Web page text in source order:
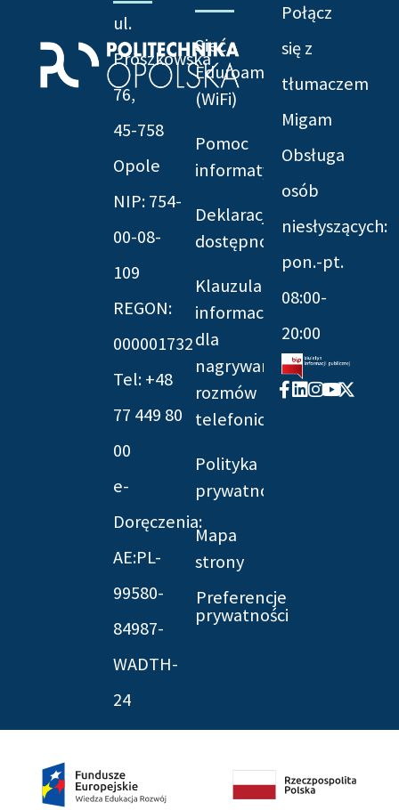
ul.
Prószkowska
76,
45-758
Opole
NIP: 754-
00-08-
109
REGON:
000001732
Tel: +48
77 449 80
00
e-
Doręczenia:
AE:PL-
99580-
84987-
WADTH-
24
Sieć
Eduroam
(WiFi)
Pomoc
informatyczna
Deklaracja
dostępności
Klauzula
informacyjna
dla
nagrywania
rozmów
telefonicznych
Polityka
prywatności
Mapa
strony
Preferencje
prywatności
Połącz
się z
tłumaczem
Migam
Obsługa
osób
niesłyszących:
pon.-pt.
08:00-
20:00
Facebook-
f
Linkedin
Instagram
Youtube
X-
twitter